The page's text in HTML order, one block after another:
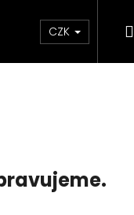
& Maziva
CZK